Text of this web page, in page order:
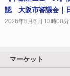
認 大阪市審議会｜
2026年8月6日 13時00分
マーケット